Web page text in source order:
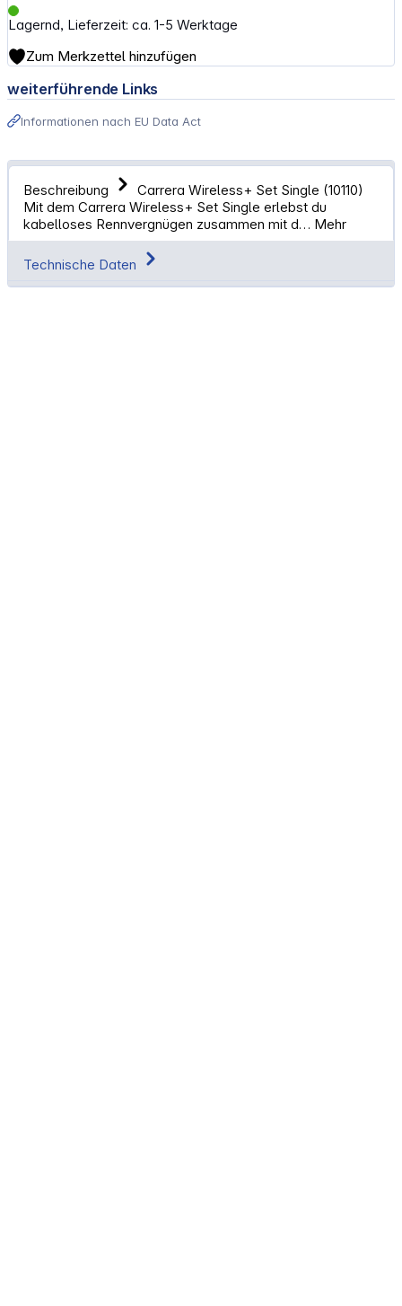
Lagernd, Lieferzeit: ca. 1-5 Werktage
Zum Merkzettel hinzufügen
weiterführende Links
Informationen nach EU Data Act
Beschreibung
Carrera Wireless+ Set Single (10110)
Mit dem Carrera Wireless+ Set Single erlebst du
kabelloses Rennvergnügen zusammen mit d… Mehr
Technische Daten